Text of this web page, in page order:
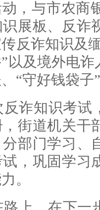
，与市农商
展板、反诈
反诈知识及
以及境外电
“守好钱袋子
诈知识考试
街道机关干
部门学习、
，巩固学习
。